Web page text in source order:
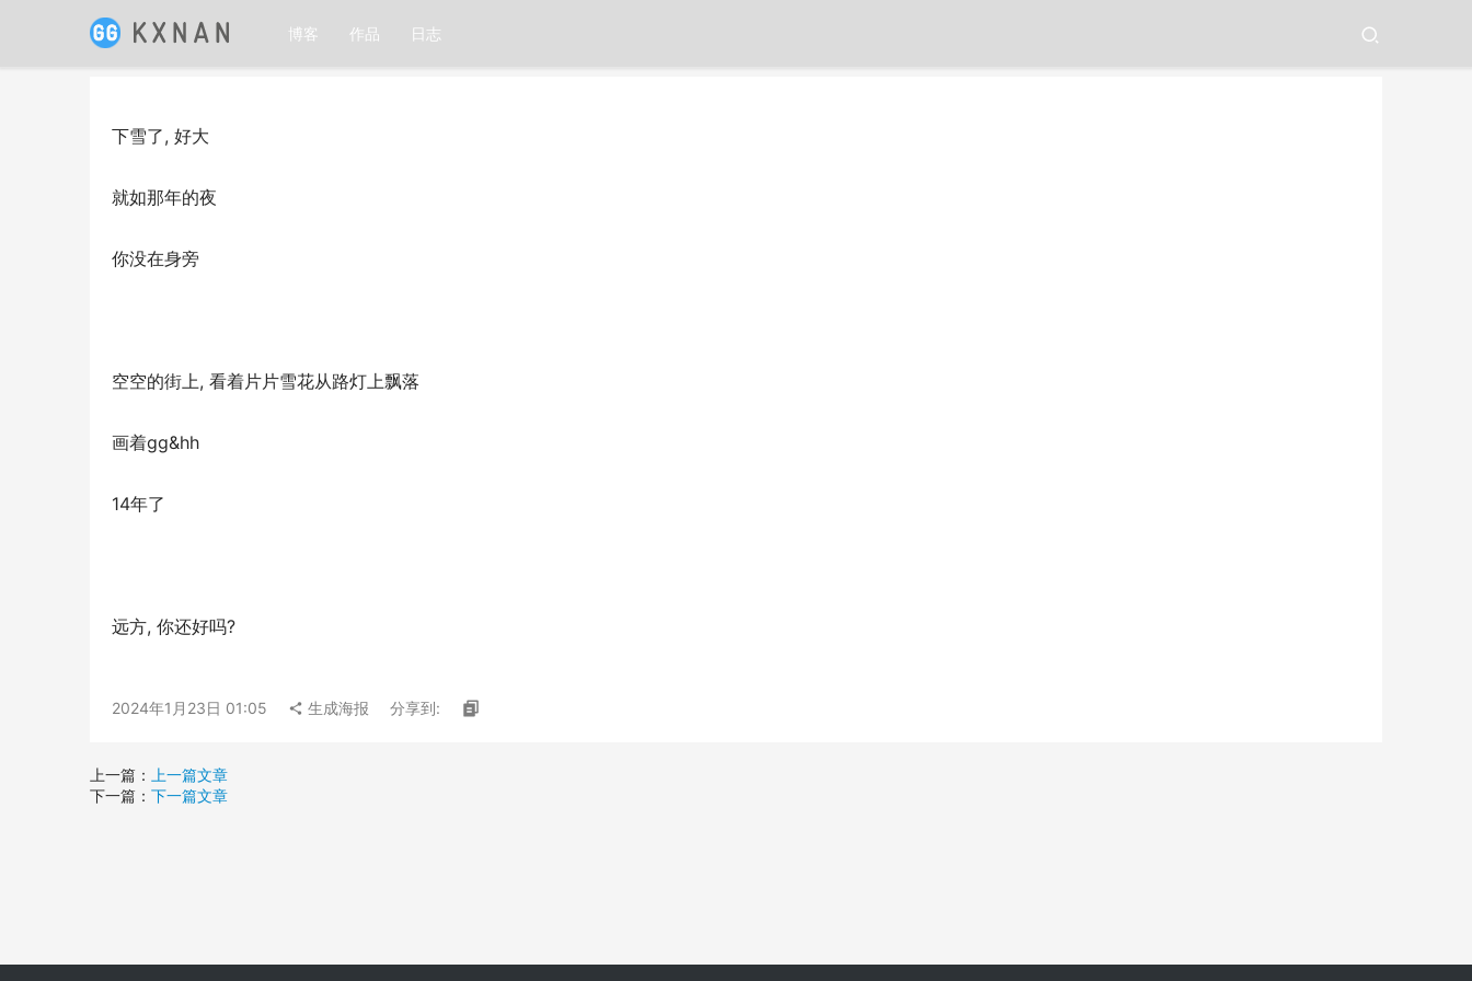
博客 作品 日志
下雪了, 好大
就如那年的夜
你没在身旁
空空的街上, 看着片片雪花从路灯上飘落
画着gg&hh
14年了
远方, 你还好吗?
2024年1月23日 01:05 生成海报 分享到:
上一篇：
上一篇文章
下一篇： 下一篇文章